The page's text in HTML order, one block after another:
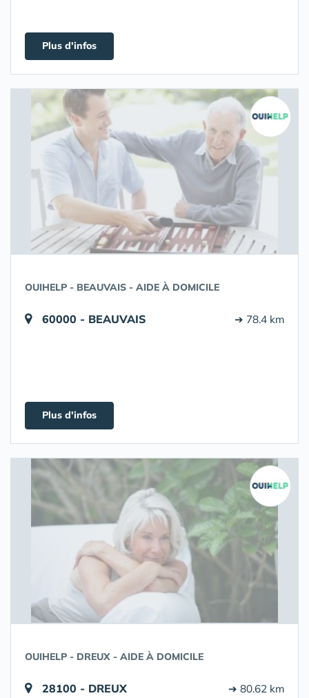
Plus d'infos
OUIHELP - BEAUVAIS - AIDE À DOMICILE
60000 - BEAUVAIS ➔ 78.4 km
Plus d'infos
OUIHELP - DREUX - AIDE À DOMICILE
28100 - DREUX ➔ 80.62 km